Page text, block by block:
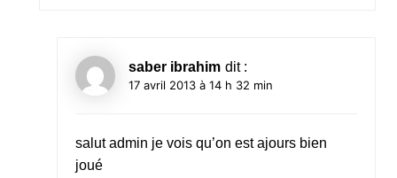
saber ibrahim dit :
17 avril 2013 à 14 h 32 min
salut admin je vois qu’on est ajours bien
joué